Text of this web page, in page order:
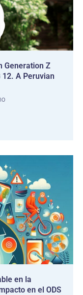
Generation Z
A Peruvian
en la
en el ODS